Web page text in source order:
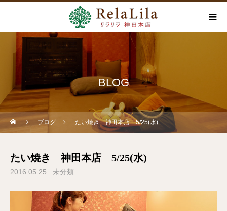
BLOG
ブログ たい焼き 神田本店 5/25(水)
たい焼き 神田本店 5/25(水)
2016.05.25 未分類